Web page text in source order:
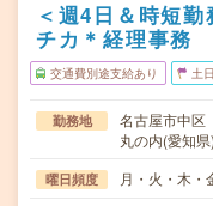
＜週4日＆時短
チカ＊経理事務
交通費別途支給あり 土
勤務地
名古屋市中区
丸の内(愛知
曜日頻度 月・火・木・